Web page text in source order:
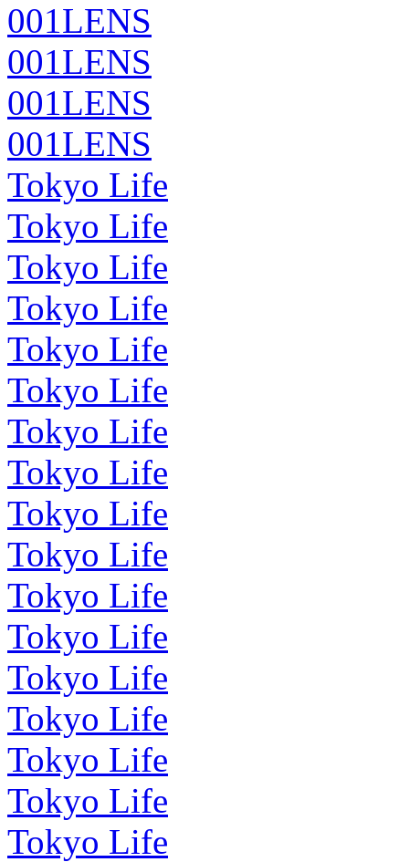
001LENS
001LENS
001LENS
001LENS
Tokyo Life
Tokyo Life
Tokyo Life
Tokyo Life
Tokyo Life
Tokyo Life
Tokyo Life
Tokyo Life
Tokyo Life
Tokyo Life
Tokyo Life
Tokyo Life
Tokyo Life
Tokyo Life
Tokyo Life
Tokyo Life
Tokyo Life